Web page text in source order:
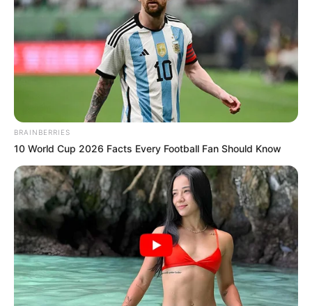
Διαρρήξεις τον Αύγουστο: Καρέ-καρέ η
Δράση των Συμμοριών
Ένας έλεγχος ρουτίνας στην Κακαβιά
οδήγησε στη σύλληψη φυγόποινου με
βαριά ποινή για υποθέσεις αλλοδαπών
Δείτε όλες τις τελευταίεςΕιδήσεις από την Ελλάδα και
τον Κόσμο, τη στιγμή που συμβαίνουν, στο
Newstok.gr.
BRAINBERRIES
10 World Cup 2026 Facts Every Football Fan Should Know